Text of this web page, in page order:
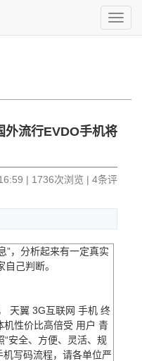
Toggle
外流行EVDO手机将
| 1736次浏览 | 4条评
”，分析起来有一定真实
自己判断。
天翼 3G互联网 手机 终
机性价比高倍受 用户 青
安全、方便、灵活、规
写码流程，请各单位严